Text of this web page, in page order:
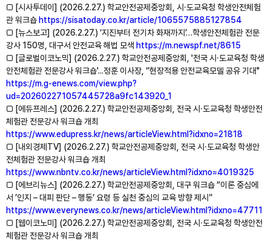
□ [시사투데이] (2026.2.27.) 학교안전공제중앙회, 시⸱도교육청 학생안전체험
관 워크숍 https://sisatoday.co.kr/article/1065575885127854
□ [뉴스보고] (2026.2.27.) ‘지진부터 전기차 화재까지’…학생안전체험관 전문
강사 150명, 대구서 안전교육 해법 모색 https://m.newspf.net/8615
□ [글로벌이코노믹] (2026.2.27.) 학교안전공제중앙회, '전국 시⸱도교육청 학생
안전체험관 전문강사 워크숍'...정훈 이사장, “현장적용 안전교육모델 공유 기대"
https://m.g-enews.com/view.php?
ud=202602271057445728a9fc143920_1
□ [에듀프레스] (2026.2.27.) 학교안전공제중앙회, 전국 시⸱도교육청 학생안전
체험관 전문강사 워크숍 개최
https://www.edupress.kr/news/articleView.html?idxno=21818
□ [내외경제TV] (2026.2.27.) 학교안전공제중앙회, 전국 시⸱도교육청 학생안
전체험관 전문강사 워크숍 개최
https://www.nbntv.co.kr/news/articleView.html?idxno=4019325
□ [에브리뉴스] (2026.2.27.) 학교안전공제중앙회, 대구 워크숍 “이론 중심에
서 ’인지 – 대피 판단 – 행동‘ 요령 등 실천 중심의 교육 방향 제시”
https://www.everynews.co.kr/news/articleView.html?idxno=47711
□ [웹이코노미] (2026.2.27.) 학교안전공제중앙회, 전국 시⸱도교육청 학생안전
체험관 전문강사 워크숍 개최